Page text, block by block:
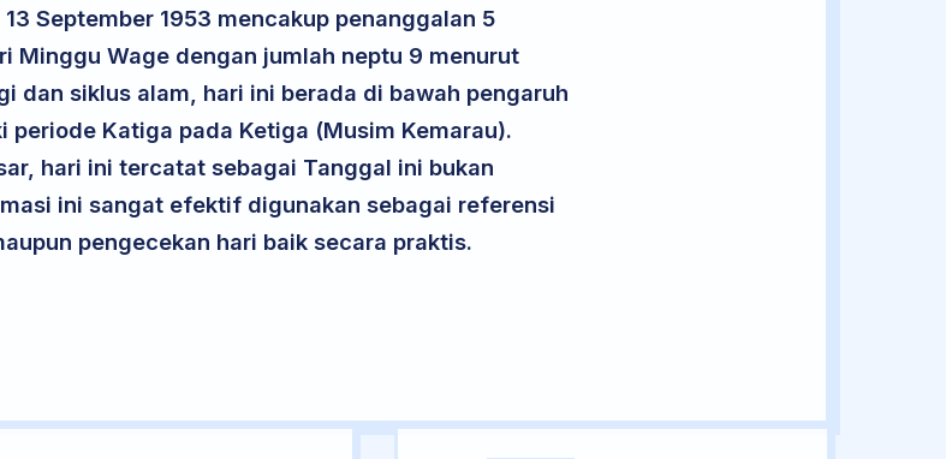
September 1953 mencakup penanggalan 5
Minggu Wage dengan jumlah neptu 9 menurut
dan siklus alam, hari ini berada di bawah pengaruh
Katiga pada Ketiga (Musim Kemarau).
hari ini tercatat sebagai Tanggal ini bukan
ini sangat efektif digunakan sebagai referensi
pengecekan hari baik secara praktis.